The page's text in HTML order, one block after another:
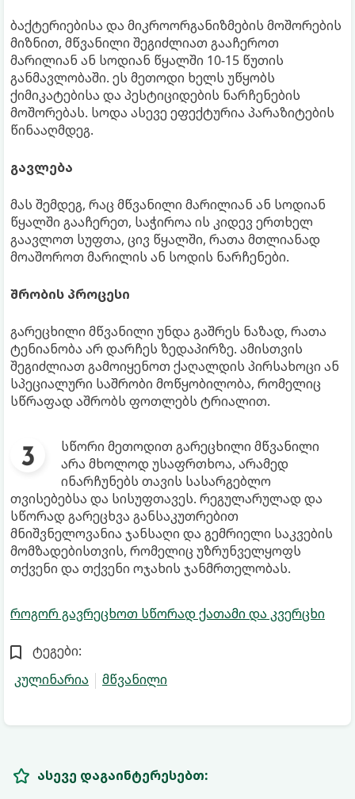
ბაქტერიებისა და მიკროორგანიზმების მოშორების
მიზნით, მწვანილი შეგიძლიათ გააჩეროთ
მარილიან ან სოდიან წყალში 10-15 წუთის
განმავლობაში. ეს მეთოდი ხელს უწყობს
ქიმიკატებისა და პესტიციდების ნარჩენების
მოშორებას. სოდა ასევე ეფექტურია პარაზიტების
წინააღმდეგ.
გავლება
მას შემდეგ, რაც მწვანილი მარილიან ან სოდიან
წყალში გააჩერეთ, საჭიროა ის კიდევ ერთხელ
გაავლოთ სუფთა, ცივ წყალში, რათა მთლიანად
მოაშოროთ მარილის ან სოდის ნარჩენები.
შრობის პროცესი
გარეცხილი მწვანილი უნდა გაშრეს ნაზად, რათა
ტენიანობა არ დარჩეს ზედაპირზე. ამისთვის
შეგიძლიათ გამოიყენოთ ქაღალდის პირსახოცი ან
სპეციალური საშრობი მოწყობილობა, რომელიც
სწრაფად აშრობს ფოთლებს ტრიალით.
სწორი მეთოდით გარეცხილი მწვანილი
არა მხოლოდ უსაფრთხოა, არამედ
ინარჩუნებს თავის სასარგებლო
თვისებებსა და სისუფთავეს. რეგულარულად და
სწორად გარეცხვა განსაკუთრებით
მნიშვნელოვანია ჯანსაღი და გემრიელი საკვების
მომზადებისთვის, რომელიც უზრუნველყოფს
თქვენი და თქვენი ოჯახის ჯანმრთელობას.
როგორ გავრეცხოთ სწორად ქათამი და კვერცხი
ტეგები:
კულინარია
მწვანილი
ასევე დაგაინტერესებთ: